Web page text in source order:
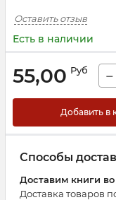
Оставить отзыв
Есть в наличии
55,00 Руб −
Добавить в
Способы
Доставим книги
Доставка товаров